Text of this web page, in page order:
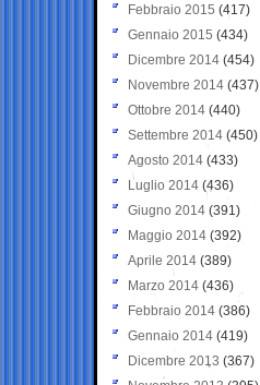
Febbraio 2015 (417)
Gennaio 2015 (434)
Dicembre 2014 (454)
Novembre 2014 (437)
Ottobre 2014 (440)
Settembre 2014 (450)
Agosto 2014 (433)
Luglio 2014 (436)
Giugno 2014 (391)
Maggio 2014 (392)
Aprile 2014 (389)
Marzo 2014 (436)
Febbraio 2014 (386)
Gennaio 2014 (419)
Dicembre 2013 (367)